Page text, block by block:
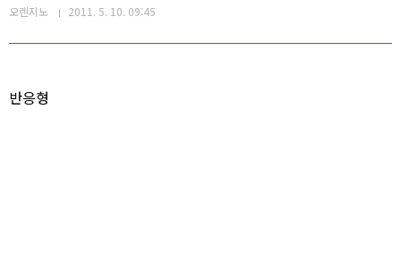
오렌지노 2011. 5. 10. 09:45
반응형